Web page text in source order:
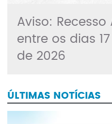
Aviso:
entre os dias
de 2026
ÚLTIMAS NOTÍCIAS